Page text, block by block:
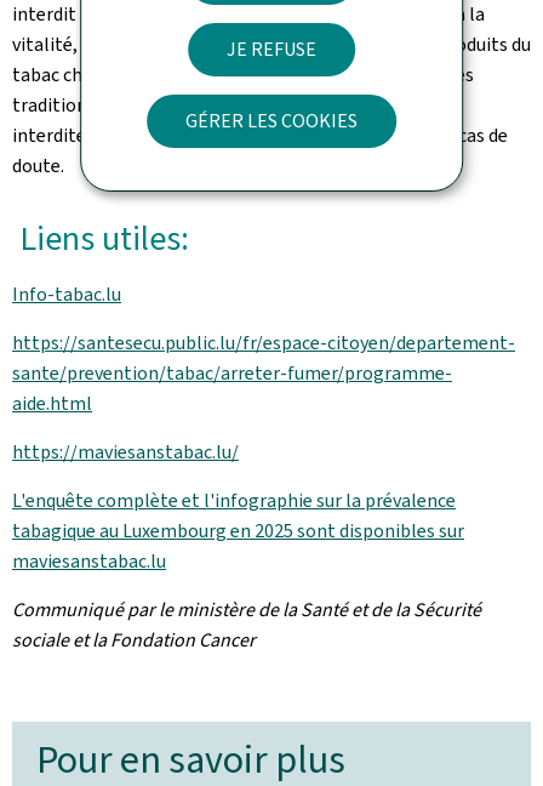
JE REFUSE
GÉRER LES COOKIES
interdit les additifs stimulants associés à l'énergie et à la
vitalité, comme la caféine, la taurine ou le CBD. Les produits du
tabac chauffés sont alignés sur les règles des cigarettes
traditionnelles. La vente aux mineurs est strictement
interdite, avec obligation de vérification d'identité en cas de
doute.
Liens utiles:
Info-tabac.lu
https://santesecu.public.lu/fr/espace-citoyen/departement-
sante/prevention/tabac/arreter-fumer/programme-
aide.html
https://maviesanstabac.lu/
L'enquête complète et l'infographie sur la prévalence
tabagique au Luxembourg en 2025 sont disponibles sur
maviesanstabac.lu
Communiqué par le ministère de la Santé et de la Sécurité
sociale et la Fondation Cancer
Pour en savoir plus